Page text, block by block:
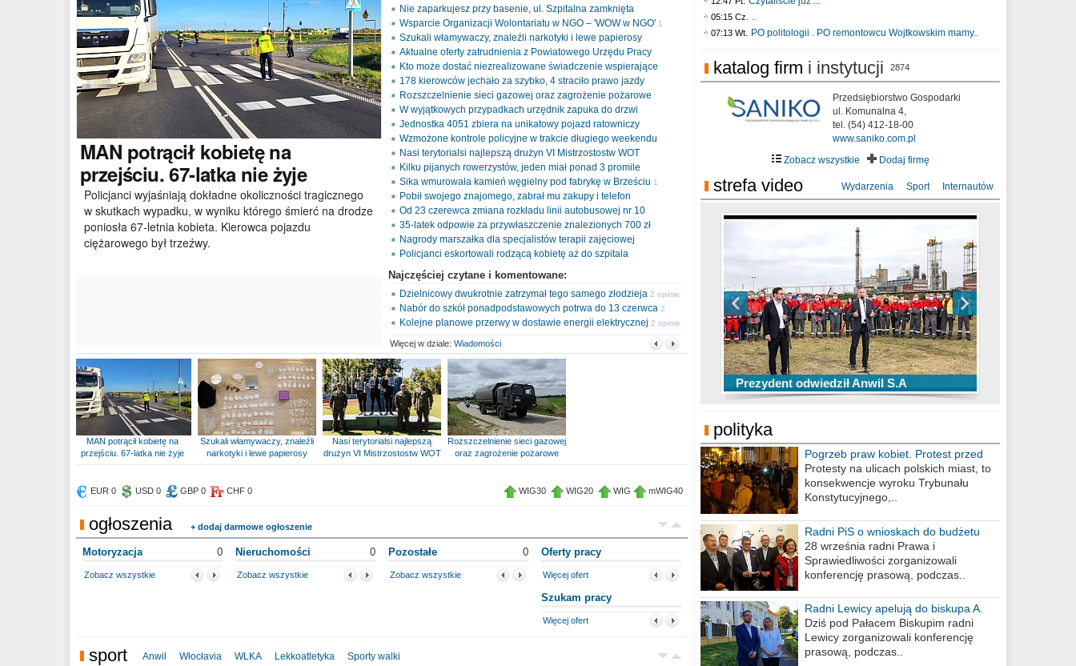
MAN potrącił kobietę na
przejściu. 67-latka nie żyje
Policjanci wyjaśniają dokładne okoliczności tragicznego
w skutkach wypadku, w wyniku którego śmierć na drodze
poniosła 67-letnia kobieta. Kierowca pojazdu
ciężarowego był trzeźwy.
Nie zaparkujesz przy basenie, ul. Szpitalna zamknięta
Wsparcie Organizacji Wolontariatu w NGO – 'WOW w NGO' 1
opinia
Szukali włamywaczy, znaleźli narkotyki i lewe papierosy
Aktualne oferty zatrudnienia z Powiatowego Urzędu Pracy
Kto może dostać niezrealizowane świadczenie wspierające
178 kierowców jechało za szybko, 4 straciło prawo jazdy
Rozszczelnienie sieci gazowej oraz zagrożenie pożarowe
W wyjątkowych przypadkach urzędnik zapuka do drzwi
Jednostka 4051 zbiera na unikatowy pojazd ratowniczy
Wzmożone kontrole policyjne w trakcie długiego weekendu
Nasi terytorialsi najlepszą drużyn VI Mistrzostostw WOT
Kilku pijanych rowerzystów, jeden miał ponad 3 promile
Sika wmurowała kamień węgielny pod fabrykę w Brześciu 1
opinia
Pobił swojego znajomego, zabrał mu zakupy i telefon
Od 23 czerewca zmiana rozkładu linii autobusowej nr 10
35-latek odpowie za przywłaszczenie znalezionych 700 zł
Nagrody marszałka dla specjalistów terapii zajęciowej
Policjanci eskortowali rodzącą kobietę aż do szpitala
Najczęściej czytane i komentowane:
Dzielnicowy dwukrotnie zatrzymał tego samego złodzieja 2 opinie
Nabór do szkół ponadpodstawowych potrwa do 13 czerwca 2
opinie
Kolejne planowe przerwy w dostawie energii elektrycznej 2 opinie
Więcej w dziale: Wiadomości
MAN potrącił kobietę na
przejściu. 67-latka nie żyje
Szukali włamywaczy, znaleźli
narkotyki i lewe papierosy
Nasi terytorialsi najlepszą
drużyn VI Mistrzostostw WOT
Rozszczelnienie sieci gazowej
oraz zagrożenie pożarowe
EUR 0 USD 0 GBP 0 CHF 0 WIG30 WIG20 WIG mWIG40
ogłoszenia + dodaj darmowe ogłoszenie
Motoryzacja 0
Zobacz wszystkie
Nieruchomości 0
Zobacz wszystkie
Pozostałe 0
Zobacz wszystkie
Oferty pracy
Więcej ofert
Szukam pracy
Więcej ofert
sport Anwil Włocłavia WLKA Lekkoatletyka Sporty walki
05:15 Cz. ..
07:13 Wt. PO politologii . PO remontowcu Wojtkowskim mamy..
katalog firm i instytucji 2874
Przedsiębiorstwo Gospodarki
ul. Komunalna 4,
tel. (54) 412-18-00
www.saniko.com.pl
Zobacz wszystkie
Dodaj firmę
strefa video Wydarzenia Sport Internautów
Prezydent odwiedził Anwil S.A
TOP 10 przechwytów Anwilu Włocławek
w EBL w sezonie 2019/2020
TOP 5 rzutów Anwilu Włocławek w BCL
w sezonie 2019/2020
Ni To Ponk - W oczach mamy strach
sixf33t .Last Year DRONE FOOTAGE
Włocławek
XXIII Sesja Rady Miasta Włocławek VIII
kadencji w dniu 09.06.2020 r.
polityka
Pogrzeb praw kobiet. Protest przed
biurem poselskim PiS
Protesty na ulicach polskich miast, to
konsekwencje wyroku Trybunału
Konstytucyjnego,..
Radni PiS o wnioskach do budżetu
miasta na 2021 rok
28 września radni Prawa i
Sprawiedliwości zorganizowali
konferencję prasową, podczas..
Radni Lewicy apelują do biskupa A.
Wiesława Meringa
Dziś pod Pałacem Biskupim radni
Lewicy zorganizowali konferencję
prasową, podczas..